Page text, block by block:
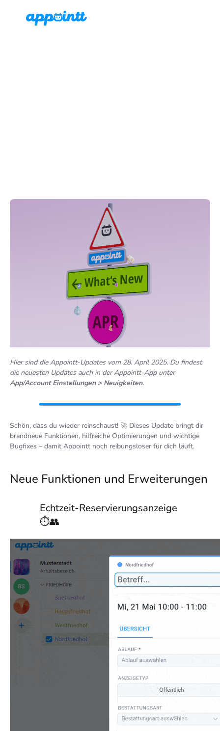
APPOINTT-UPDATE: 28. APRIL
ÄNDERUNGSPROTOKOLL
Philipp Küpperin Produkt & Funktionen
Hier sind die Appointt-Updates vom 28. April 2025. Du findest
die neuesten Updates auch in der Appointt-App unter
App/Account Einstellungen > Neuigkeiten.
Schön, dass du wieder reinschaust! 🚀 Dieses Update bringt dir
brandneue Funktionen, hilfreiche Optimierungen und wichtige
Bugfixes – damit Appointt noch reibungsloser für dich läuft.
Neue Funktionen und Erweiterungen
Echtzeit-Reservierungsanzeige
⏱️👥